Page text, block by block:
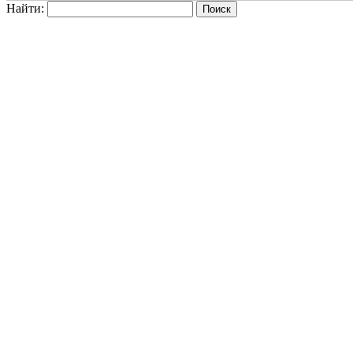
Найти: